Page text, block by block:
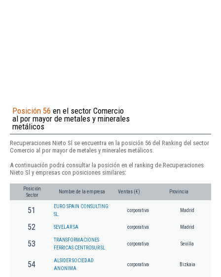
Posición 56 en el sector Comercio
al por mayor de metales y minerales
metálicos
Recuperaciones Nieto Sl se encuentra en la posición 56 del Ranking del sector
Comercio al por mayor de metales y minerales metálicos.
A continuación podrá consultar la posición en el ranking de Recuperaciones
Nieto Sl y empresas con posiciones similares:
Posición
Sector
Nombre de la empresa Ventas (€) Provincia
51
EURO SPAIN CONSULTING
SL.
corporativa Madrid
52 SEVELAR SA corporativa Madrid
53
TRANSFORMACIONES
FERRICAS CENTROSUR SL
corporativa Sevilla
54
ALSIDER SOCIEDAD
ANONIMA
corporativa Bizkaia